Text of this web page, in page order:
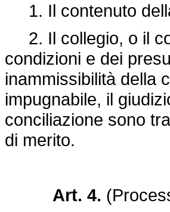
1. Il contenuto
2. Il collegio, o il
condizioni e dei
inammissibilità della
impugnabile, il
conciliazione sono
di merito.
Art. 4.